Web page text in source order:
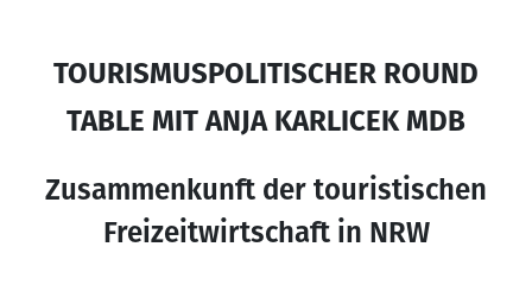
TOURISMUSPOLITISCHER ROUND
TABLE MIT ANJA KARLICEK MDB
Zusammenkunft der touristischen
Freizeitwirtschaft in NRW